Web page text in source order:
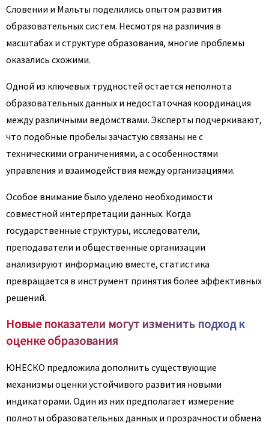
Словении и Мальты поделились опытом развития
образовательных систем. Несмотря на различия в
масштабах и структуре образования, многие проблемы
оказались схожими.
Одной из ключевых трудностей остается неполнота
образовательных данных и недостаточная координация
между различными ведомствами. Эксперты подчеркивают,
что подобные пробелы зачастую связаны не с
техническими ограничениями, а с особенностями
управления и взаимодействия между организациями.
Особое внимание было уделено необходимости
совместной интерпретации данных. Когда
государственные структуры, исследователи,
преподаватели и общественные организации
анализируют информацию вместе, статистика
превращается в инструмент принятия более эффективных
решений.
Новые показатели могут изменить подход к
оценке образования
ЮНЕСКО предложила дополнить существующие
механизмы оценки устойчивого развития новыми
индикаторами. Один из них предполагает измерение
полноты образовательных данных и прозрачности обмена